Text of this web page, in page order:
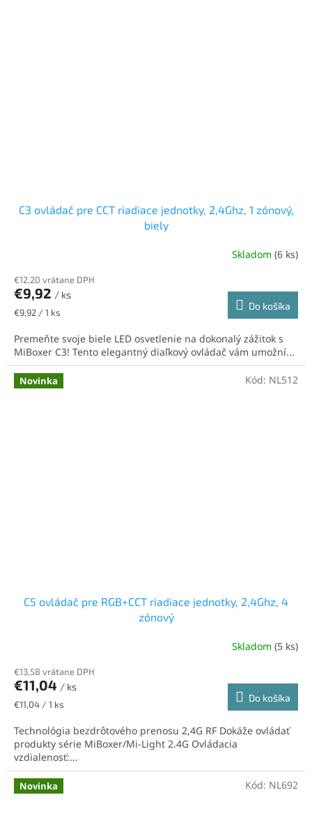
C3 ovládač pre CCT riadiace jednotky, 2,4Ghz, 1 zónový,
biely
Skladom (6 ks)
€12,20 vrátane DPH
€9,92 / ks
Jednotková
€9,92 / 1 ks
Do košíka
Premeňte svoje biele LED osvetlenie na dokonalý zážitok s
MiBoxer C3! Tento elegantný diaľkový ovládač vám umožní...
Novinka
C5 ovládač pre RGB+CCT riadiace jednotky, 2,4Ghz, 4
zónový
Skladom (5 ks)
€13,58 vrátane DPH
€11,04 / ks
Jednotková
€11,04 / 1 ks
Do košíka
Technológia bezdrôtového prenosu 2,4G RF Dokáže ovládať
produkty série MiBoxer/Mi-Light 2.4G Ovládacia
vzdialenosť:...
Kód: NL512
Novinka Kód: NL692